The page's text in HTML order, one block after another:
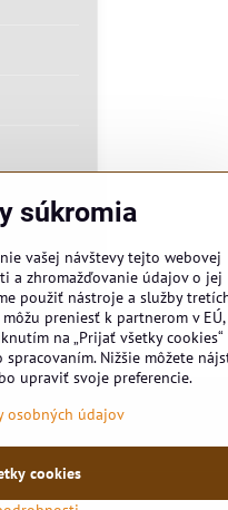
súkromia
vašej návštevy tejto webovej
a zhromažďovanie údajov o jej
použiť nástroje a služby
preniesť k partnerom v EÚ,
na „Prijať všetky cookies“
Nižšie môžete
upraviť svoje preferencie.
osobných údajov
cookies